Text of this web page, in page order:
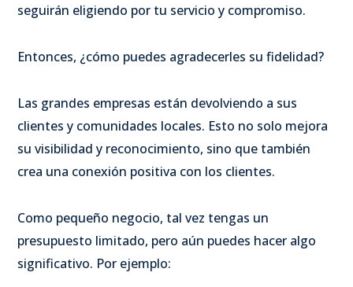
seguirán eligiendo por tu servicio y compromiso.
Entonces, ¿cómo puedes agradecerles su fidelidad?
Las grandes empresas están devolviendo a sus
clientes y comunidades locales. Esto no solo mejora
su visibilidad y reconocimiento, sino que también
crea una conexión positiva con los clientes.
Como pequeño negocio, tal vez tengas un
presupuesto limitado, pero aún puedes hacer algo
significativo. Por ejemplo: